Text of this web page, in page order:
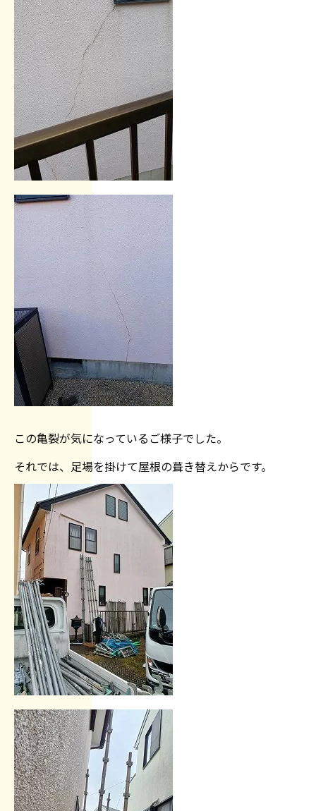
この亀裂が気になっているご様子でした。
それでは、足場を掛けて屋根の葺き替えからです。